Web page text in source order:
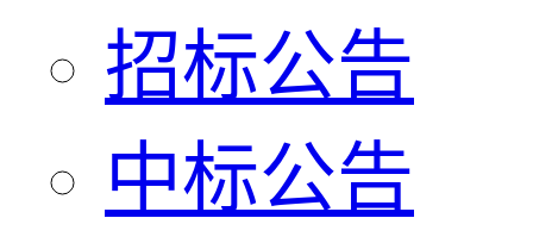
招标公告
中标公告